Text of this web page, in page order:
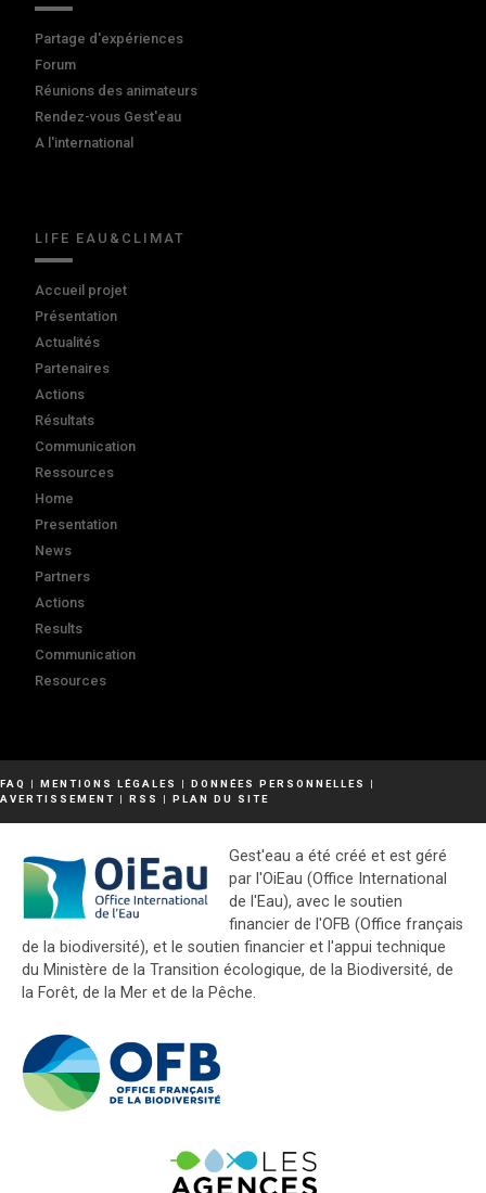
Partage d'expériences
Forum
Réunions des animateurs
Rendez-vous Gest'eau
A l'international
LIFE EAU&CLIMAT
Accueil projet
Présentation
Actualités
Partenaires
Actions
Résultats
Communication
Ressources
Home
Presentation
News
Partners
Actions
Results
Communication
Resources
FAQ | MENTIONS LÉGALES | DONNÉES PERSONNELLES
|
AVERTISSEMENT | RSS | PLAN DU SITE
Gest'eau a été créé et est géré
par l'OiEau (Office International
de l'Eau), avec le soutien
financier de l'OFB (Office français
de la biodiversité), et le soutien financier et l'appui technique
du Ministère de la Transition écologique, de la Biodiversité, de
la Forêt, de la Mer et de la Pêche.